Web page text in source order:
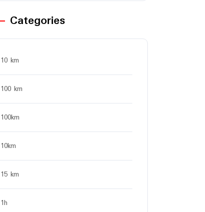
Categories
10 km
100 km
100km
10km
15 km
1h